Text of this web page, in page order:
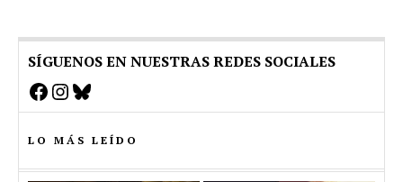
SÍGUENOS EN NUESTRAS REDES SOCIALES
Facebook
Instagram
Bluesky
LO MÁS LEÍDO